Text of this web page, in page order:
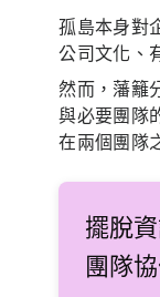
孤島本身對
公司文化、
然而，藩籬
與必要團隊
在兩個團隊
擺脫
團隊